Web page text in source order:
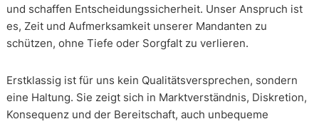
und schaffen Entscheidungssicherheit. Unser Anspruch ist
es, Zeit und Aufmerksamkeit unserer Mandanten zu
schützen, ohne Tiefe oder Sorgfalt zu verlieren.
Erstklassig ist für uns kein Qualitätsversprechen, sondern
eine Haltung. Sie zeigt sich in Marktverständnis, Diskretion,
Konsequenz und der Bereitschaft, auch unbequeme